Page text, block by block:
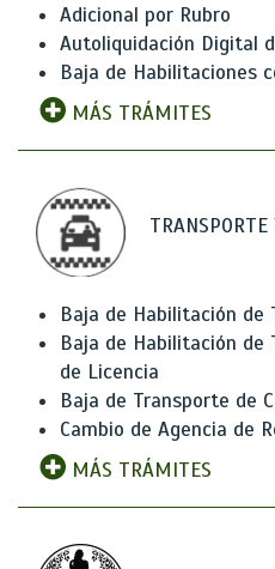
Adicional por Rubro
Autoliquidación Digital
Baja de Habilitaciones
MÁS TRÁMITES
Baja de Habilitación de
Baja de Habilitación de
de Licencia
Baja de Transporte de
Cambio de Agencia de
MÁS TRÁMITES